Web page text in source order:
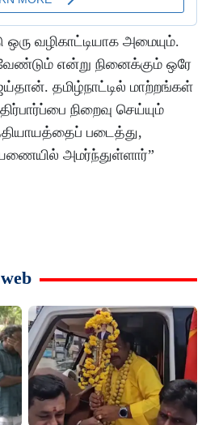
ஒரு வழிகாட்டியாக அமையும்.
என்று நினைக்கும் ஒரே
தமிழ்நாட்டில் மாற்றங்கள்
நிறைவு செய்யும்
படைத்து,
அமர்ந்துள்ளார்”